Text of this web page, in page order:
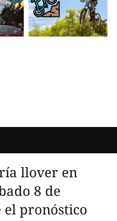
llover en
8 de
el pronóstico